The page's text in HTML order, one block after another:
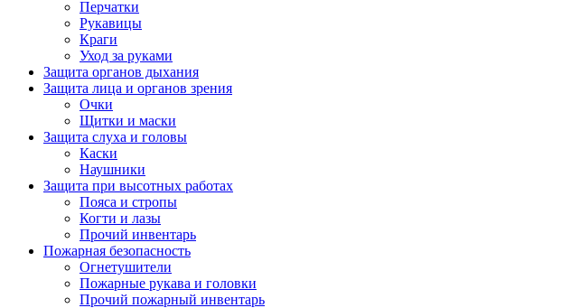
Перчатки
Рукавицы
Краги
Уход за руками
Защита органов дыхания
Защита лица и органов зрения
Очки
Щитки и маски
Защита слуха и головы
Каски
Наушники
Защита при высотных работах
Пояса и стропы
Когти и лазы
Прочий инвентарь
Пожарная безопасность
Огнетушители
Пожарные рукава и головки
Прочий пожарный инвентарь